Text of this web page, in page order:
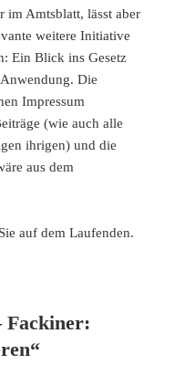
im Amtsblatt, lässt aber
weitere Initiative
Ein Blick ins Gesetz
Die
Impressum
(wie auch alle
ihrigen) und die
aus dem
auf dem Laufenden.
Fackiner: